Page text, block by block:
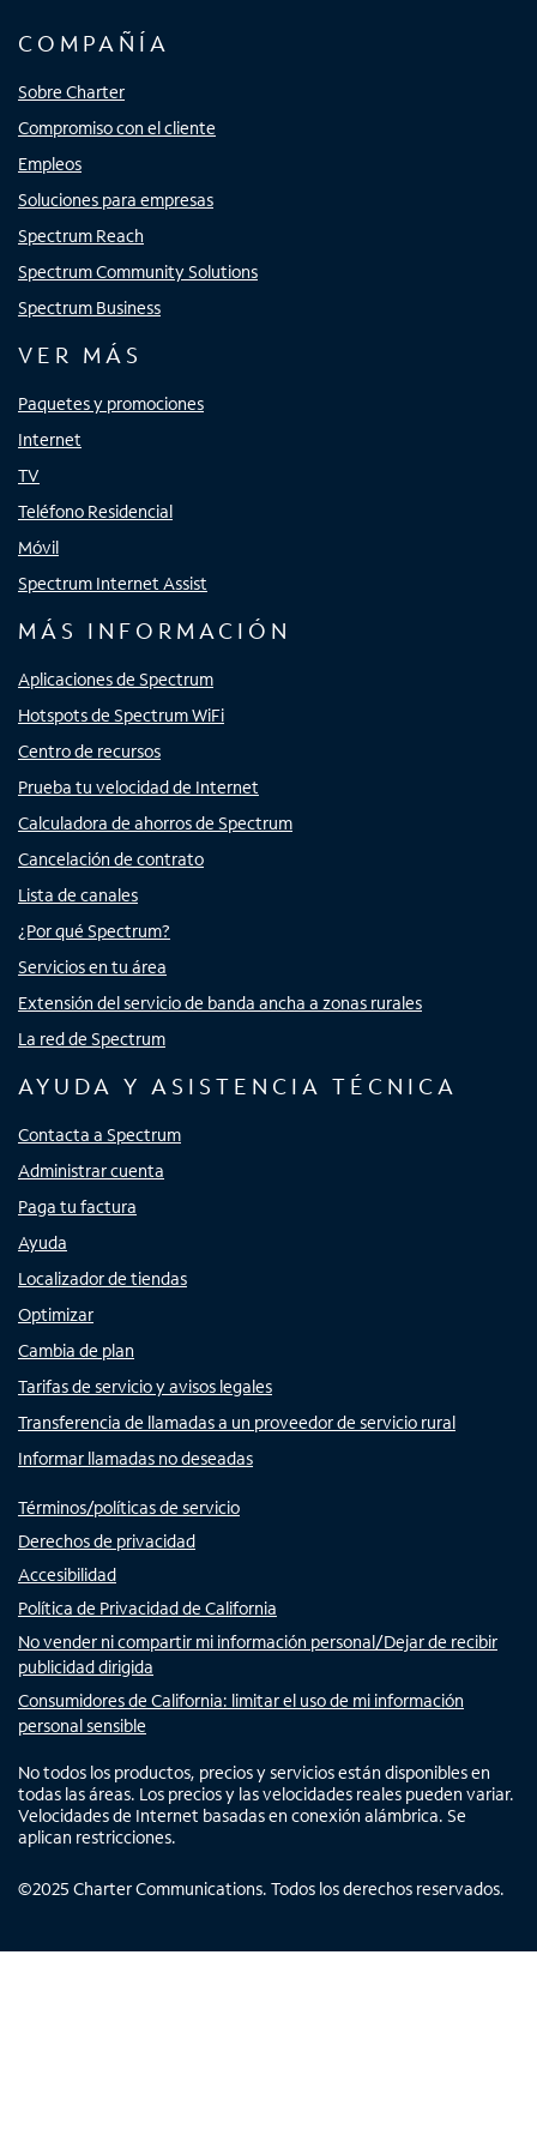
COMPAÑÍA
Sobre Charter
Compromiso con el cliente
Empleos
Soluciones para empresas
Spectrum Reach
Spectrum Community Solutions
Spectrum Business
VER MÁS
Paquetes y promociones
Internet
TV
Teléfono Residencial
Móvil
Spectrum Internet Assist
MÁS INFORMACIÓN
Aplicaciones de Spectrum
Hotspots de Spectrum WiFi
Centro de recursos
Prueba tu velocidad de Internet
Calculadora de ahorros de Spectrum
Cancelación de contrato
Lista de canales
¿Por qué Spectrum?
Servicios en tu área
Extensión del servicio de banda ancha a zonas rurales
La red de Spectrum
AYUDA Y ASISTENCIA TÉCNICA
Contacta a Spectrum
Administrar cuenta
Paga tu factura
Ayuda
Localizador de tiendas
Optimizar
Cambia de plan
Tarifas de servicio y avisos legales
Transferencia de llamadas a un proveedor de servicio rural
Informar llamadas no deseadas
Términos/políticas de servicio
Derechos de privacidad
Accesibilidad
Política de Privacidad de California
No vender ni compartir mi información personal/Dejar de recibir
publicidad dirigida
Consumidores de California: limitar el uso de mi información
personal sensible
No todos los productos, precios y servicios están disponibles en
todas las áreas. Los precios y las velocidades reales pueden variar.
Velocidades de Internet basadas en conexión alámbrica. Se
aplican restricciones.
©2025 Charter Communications. Todos los derechos reservados.